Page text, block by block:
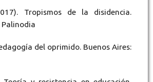
Tropismos de la disidencia.
Palinodia
del oprimido. Buenos Aires: